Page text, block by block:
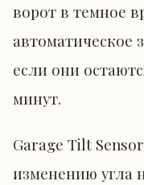
ворот в темное
автоматическое
если они
минут.
Garage Tilt
изменению угла